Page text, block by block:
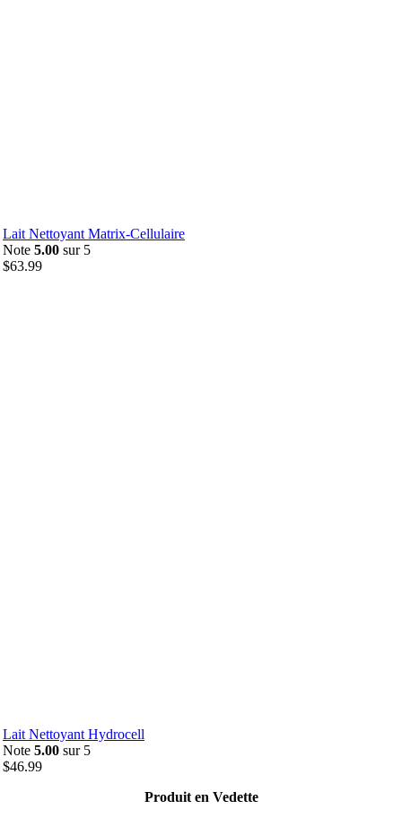
Lait Nettoyant Matrix-Cellulaire
Note 5.00 sur 5
$63.99
Lait Nettoyant Hydrocell
Note 5.00 sur 5
$46.99
Produit en Vedette